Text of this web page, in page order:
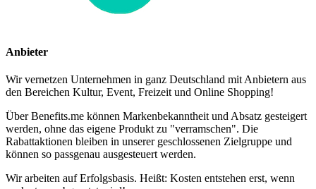
Anbieter
Wir vernetzen Unternehmen in ganz Deutschland mit Anbietern aus
den Bereichen Kultur, Event, Freizeit und Online Shopping!
Über Benefits.me können Markenbekanntheit und Absatz gesteigert
werden, ohne das eigene Produkt zu "verramschen". Die
Rabattaktionen bleiben in unserer geschlossenen Zielgruppe und
können so passgenau ausgesteuert werden.
Wir arbeiten auf Erfolgsbasis. Heißt: Kosten entstehen erst, wenn